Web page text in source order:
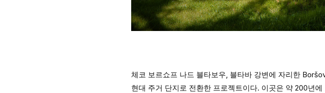
체코 보르쇼프 나드 블타보우, 블타바 강변에 자리한
현대 주거 단지로 전환한 프로젝트이다. 이곳은 약 200년